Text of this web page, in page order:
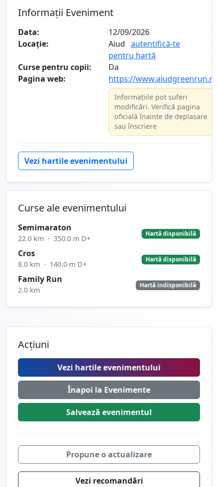
Informații Eveniment
Data:
12/09/2026
Locație:
Aiud autentifică-te
pentru hartă
Curse pentru copii:
Da
Pagina web:
https://
Informațiile pot suferi
modificări. Verifică pagina
oficială înainte de deplasare
sau înscriere
Vezi hartile evenimentului
Curse ale evenimentului
Semimaraton
22.0 km · 350.0 m D+
Hartă disponibilă
Cros
8.0 km · 140.0 m D+
Hartă disponibilă
Family Run
2.0 km
Hartă indisponibilă
Acțiuni
Vezi hartile evenimentului
Înapoi la Evenimente
Salvează evenimentul
Propune o actualizare
Vezi recomandări